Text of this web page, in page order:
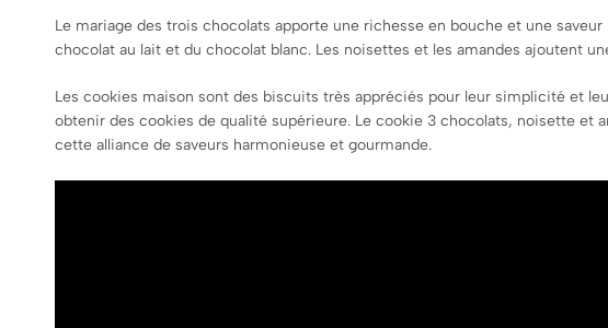
Le mariage des trois chocolats apporte une richesse en bouche et une
chocolat au lait et du chocolat blanc. Les noisettes et les amandes ajoutent
Les cookies maison sont des biscuits très appréciés pour leur simplicité et
obtenir des cookies de qualité supérieure. Le cookie 3 chocolats, noisette
cette alliance de saveurs harmonieuse et gourmande.